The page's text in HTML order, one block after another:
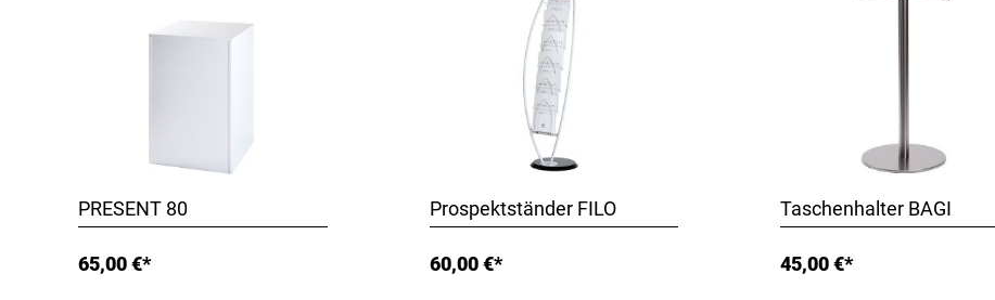
PRESENT 80
65,00 €*
Prospektständer FILO
60,00 €*
Taschenhalter BAGI
45,00 €*